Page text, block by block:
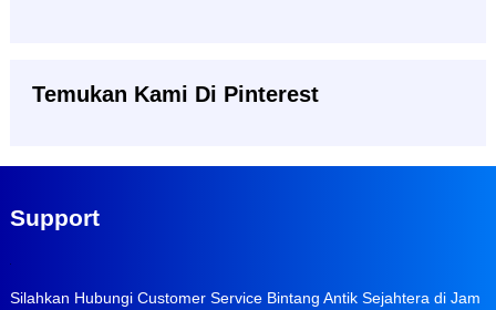
Temukan Kami Di Pinterest
Support
Silahkan Hubungi Customer Service Bintang Antik Sejahtera di Jam